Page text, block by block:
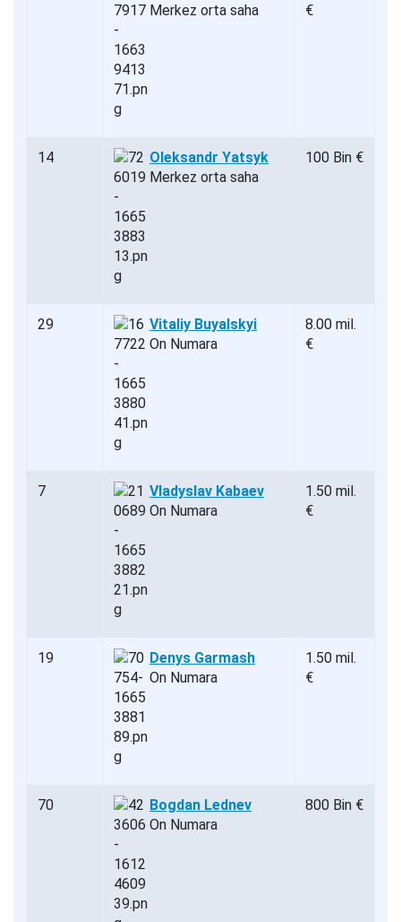
Merkez orta saha
€
14
Oleksandr Yatsyk
Merkez orta saha
100 Bin €
29
Vitaliy Buyalskyi
On Numara
8.00 mil.
€
7
Vladyslav Kabaev
On Numara
1.50 mil.
€
19
Denys Garmash
On Numara
1.50 mil.
€
70
Bogdan Lednev
On Numara
800 Bin €